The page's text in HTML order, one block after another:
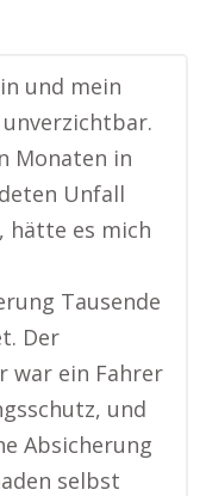
und mein
Monaten in
Unfall
hätte es mich
Tausende
Der
war ein Fahrer
und
Absicherung
selbst